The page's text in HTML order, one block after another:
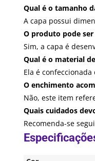
Qual é o tamanho
A capa possui
O produto pode
Sim, a capa é
Qual é o material
Ela é
O enchimento
Não, este item
Quais cuidados
Recomenda-se